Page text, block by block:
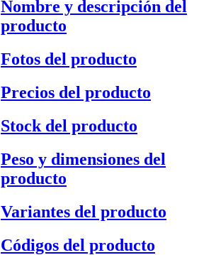
Nombre y descripción del
producto
Fotos del producto
Precios del producto
Stock del producto
Peso y dimensiones del
producto
Variantes del producto
Códigos del producto